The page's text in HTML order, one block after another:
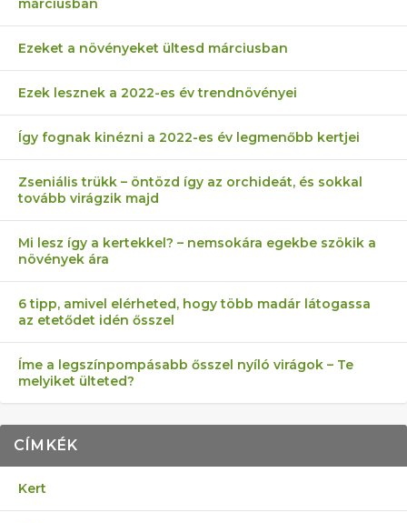
márciusban
Ezeket a növényeket ültesd márciusban
Ezek lesznek a 2022-es év trendnövényei
Így fognak kinézni a 2022-es év legmenőbb kertjei
Zseniális trükk – öntözd így az orchideát, és sokkal
tovább virágzik majd
Mi lesz így a kertekkel? – nemsokára egekbe szökik a
növények ára
6 tipp, amivel elérheted, hogy több madár látogassa
az etetődet idén ősszel
Íme a legszínpompásabb ősszel nyíló virágok – Te
melyiket ülteted?
CÍMKÉK
Kert